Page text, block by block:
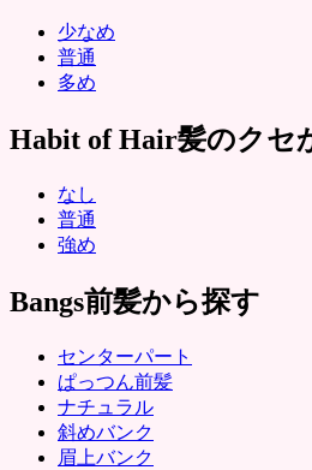
少なめ
普通
多め
Habit of Hair髪のクセ
なし
普通
強め
Bangs前髪から探す
センターパート
ぱっつん前髪
ナチュラル
斜めバンク
眉上バンク